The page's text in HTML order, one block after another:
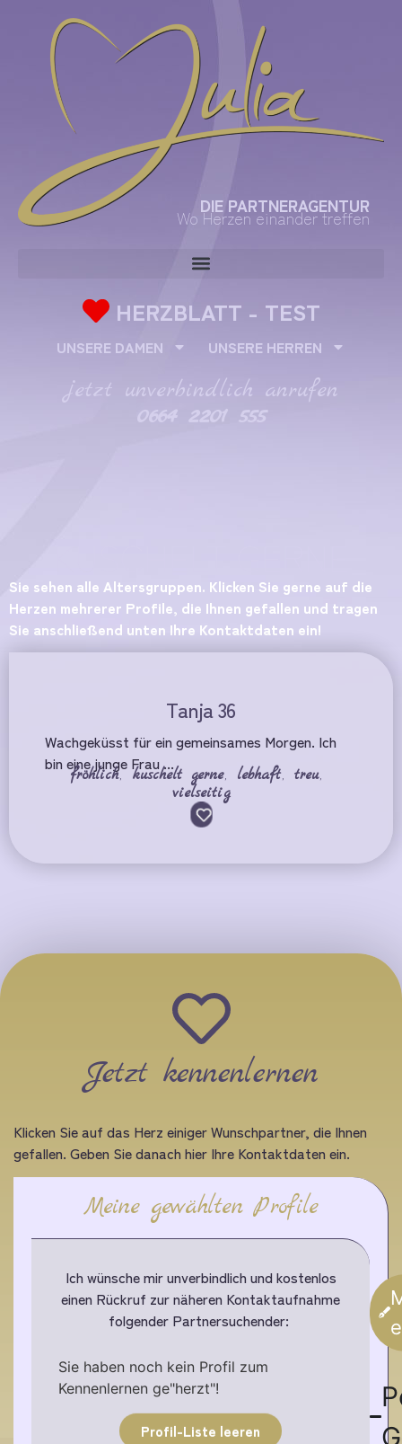
Wo Herzen einander treffen
DIE PARTNERAGENTUR
HERZBLATT - TEST
UNSERE DAMEN UNSERE HERREN
jetzt unverbindlich anrufen
0664 2201 555
Sie sehen alle Altersgruppen. Klicken Sie gerne auf die
Herzen mehrerer Profile, die Ihnen gefallen und tragen
Sie anschließend unten Ihre Kontaktdaten ein!
Tanja 36
Wachgeküsst für ein gemeinsames Morgen. Ich
bin eine junge Frau ...
fröhlich, kuschelt gerne, lebhaft, treu,
vielseitig
Jetzt kennenlernen
Klicken Sie auf das Herz einiger Wunschpartner, die Ihnen
gefallen. Geben Sie danach hier Ihre Kontaktdaten ein.
Meine gewählten Profile
Ich wünsche mir unverbindlich und kostenlos
einen Rückruf zur näheren Kontaktaufnahme
folgender Partnersuchender:
Sie haben noch kein Profil zum
Kennenlernen ge"herzt"!
Profil-Liste leeren